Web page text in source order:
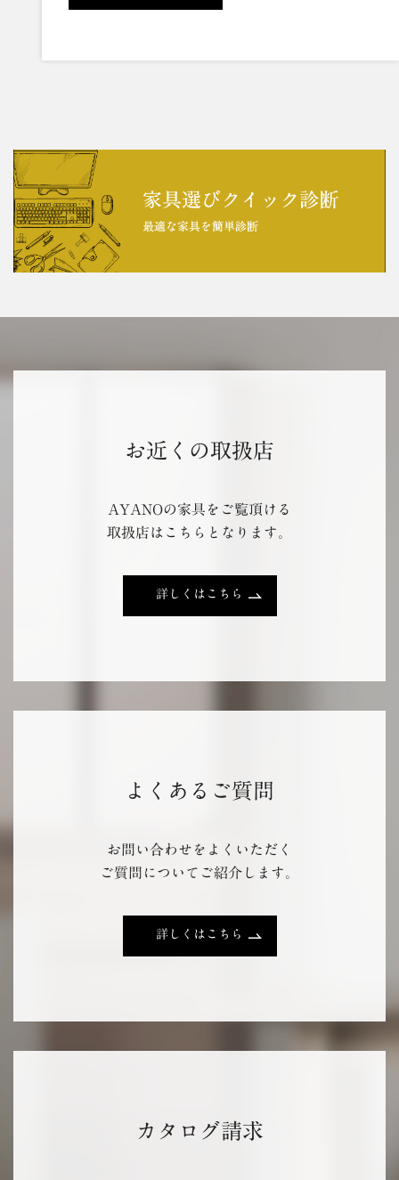
お近くの取扱店
AYANOの家具をご覧頂ける
取扱店はこちらとなります。
詳しくはこちら
よくあるご質問
お問い合わせをよくいただく
ご質問についてご紹介します。
詳しくはこちら
カタログ請求